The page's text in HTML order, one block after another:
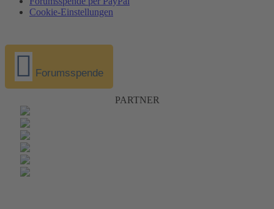
Cookie-Einstellungen
Forumsspende
PARTNER